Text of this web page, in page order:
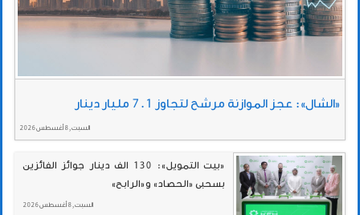
«الشال»: عجز الموازنة مرشح لتجاوز 7.1 مليار دينار
السبت , 8 أغسطس 2026
«بيت التمويل»: 130 الف دينار جوائز الفائزين
بسحبى «الحصاد» و«الرابح»
السبت , 8 أغسطس 2026